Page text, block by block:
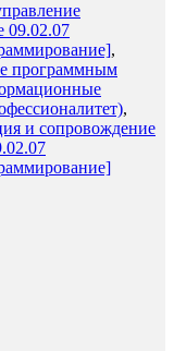
09.02.07
,
программным
,
и сопровождение